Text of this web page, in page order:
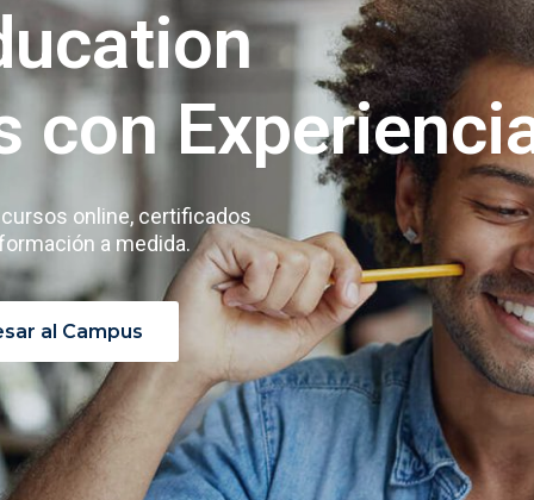
con
online, certificados
a medida.
al Campus